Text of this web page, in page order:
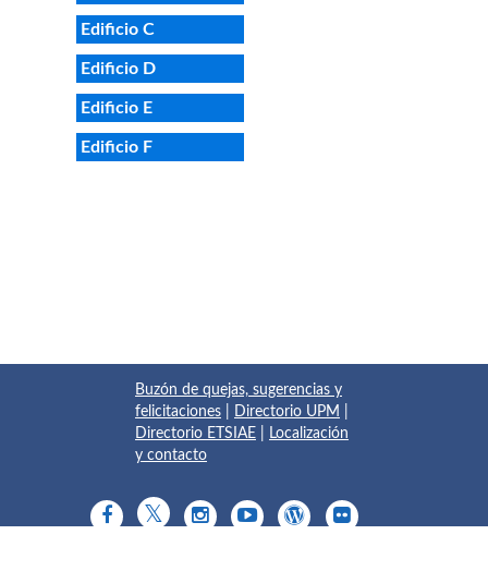
Edificio C
Edificio D
Edificio E
Edificio F
Buzón de quejas, sugerencias y
felicitaciones
Directorio UPM
Directorio ETSIAE
Localización
y contacto